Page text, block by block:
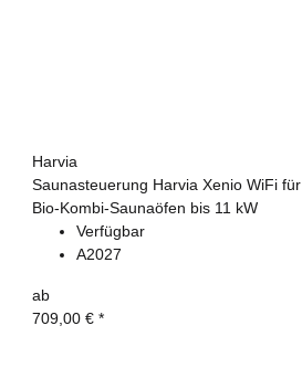
Harvia
Saunasteuerung Harvia Xenio WiFi für
Bio-Kombi-Saunaöfen bis 11 kW
Verfügbar
A2027
ab
709,00 € *